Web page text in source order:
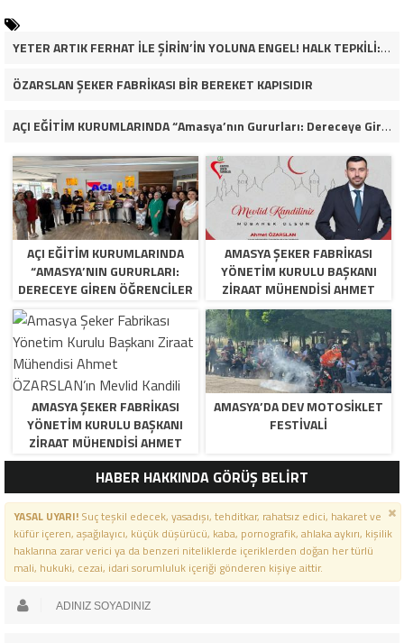
YETER ARTIK FERHAT İLE ŞİRİN’İN YOLUNA ENGEL! HALK TEPKİLİ: “YOLU KAPATMAK ÇÖZÜM DEĞİL, GÖREVİNİ YAP!”
ÖZARSLAN ŞEKER FABRİKASI BİR BEREKET KAPISIDIR
AÇI EĞİTİM KURUMLARINDA “Amasya’nın Gururları: Dereceye Giren Öğrenciler İçin Anlamlı Tören”
AÇI EĞİTİM KURUMLARINDA
“AMASYA’NIN GURURLARI:
DERECEYE GIREN ÖĞRENCILER
AMASYA ŞEKER FABRIKASI
YÖNETIM KURULU BAŞKANI
ZIRAAT MÜHENDISI AHMET
ÖZARSLAN’IN MEVLID KANDILI
MESAJI
AMASYA ŞEKER FABRIKASI
YÖNETIM KURULU BAŞKANI
ZIRAAT MÜHENDISI AHMET
ÖZARSLAN’IN MEVLID KANDILI
MESAJI
AMASYA’DA DEV MOTOSIKLET
FESTIVALI
HABER HAKKINDA GÖRÜŞ BELİRT
YASAL UYARI!Suç teşkil edecek, yasadışı, tehditkar, rahatsız edici, hakaret ve
küfür içeren, aşağılayıcı, küçük düşürücü, kaba, pornografik, ahlaka aykırı, kişilik
haklarına zarar verici ya da benzeri niteliklerde içeriklerden doğan her türlü
mali, hukuki, cezai, idari sorumluluk içeriği gönderen kişiye aittir.